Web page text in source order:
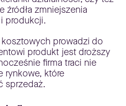
źródła zmniejszenia
produkcji.
prowadzi do
produkt jest droższy
firma traci nie
rynkowe, które
sprzedaż.